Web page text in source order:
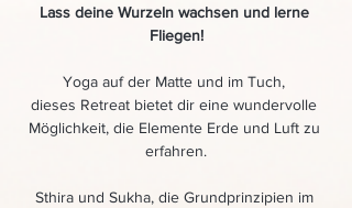
Lass deine Wurzeln wachsen und lerne
Fliegen!
Yoga auf der Matte und im Tuch,
dieses Retreat bietet dir eine wundervolle
Möglichkeit, die Elemente Erde und Luft zu
erfahren.
Sthira und Sukha, die Grundprinzipien im